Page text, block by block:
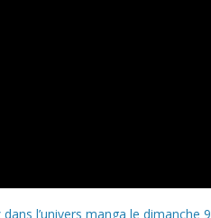
l’univers manga le dimanche 9